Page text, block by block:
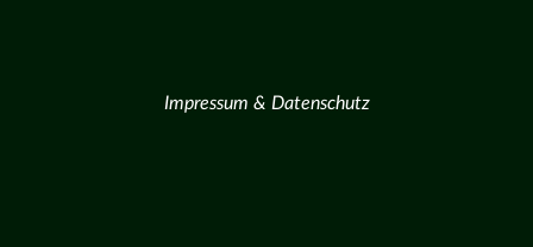
Impressum & Datenschutz